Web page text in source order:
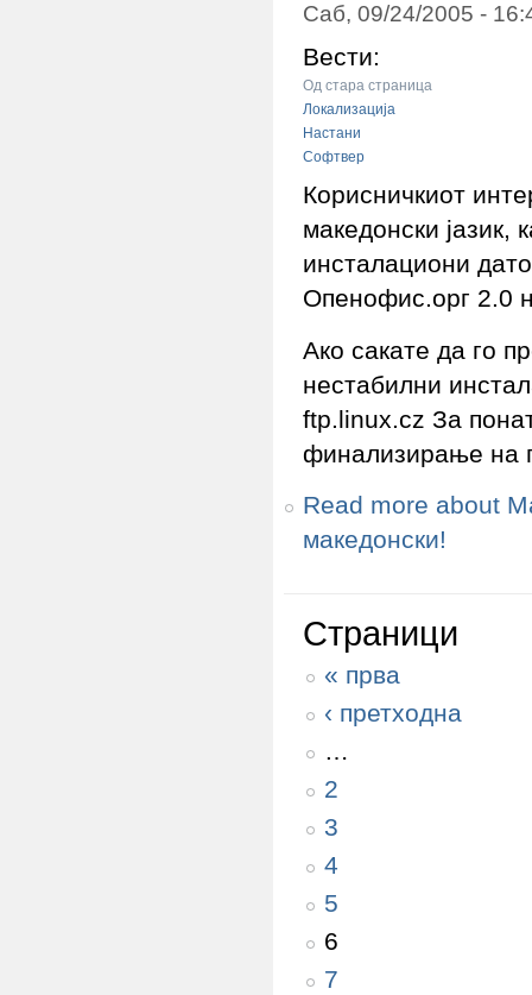
Саб, 09/24/2005 -
Вести:
Од стара страница
Локализација
Настани
Софтвер
Корисничкиот
македонски јазик,
инсталациони
Опенофис.орг 2.0
Ако сакате да го
нестабилни
ftp.linux.cz За
финализирање на
Read more about
македонски!
Страници
« прва
‹ претходна
…
2
3
4
5
6
7